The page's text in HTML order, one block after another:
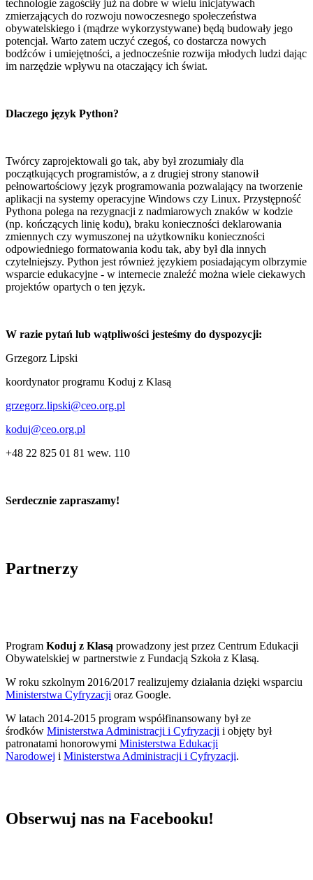
technologie zagościły już na dobre w wielu inicjatywach
zmierzających do rozwoju nowoczesnego społeczeństwa
obywatelskiego i (mądrze wykorzystywane) będą budowały jego
potencjał. Warto zatem uczyć czegoś, co dostarcza nowych
bodźców i umiejętności, a jednocześnie rozwija młodych ludzi dając
im narzędzie wpływu na otaczający ich świat.
Dlaczego język Python?
Twórcy zaprojektowali go tak, aby był zrozumiały dla
początkujących programistów, a z drugiej strony stanowił
pełnowartościowy język programowania pozwalający na tworzenie
aplikacji na systemy operacyjne Windows czy Linux. Przystępność
Pythona polega na rezygnacji z nadmiarowych znaków w kodzie
(np. kończących linię kodu), braku konieczności deklarowania
zmiennych czy wymuszonej na użytkowniku konieczności
odpowiedniego formatowania kodu tak, aby był dla innych
czytelniejszy. Python jest również językiem posiadającym olbrzymie
wsparcie edukacyjne - w internecie znaleźć można wiele ciekawych
projektów opartych o ten język.
W razie pytań lub wątpliwości jesteśmy do dyspozycji:
Grzegorz Lipski
koordynator programu Koduj z Klasą
grzegorz.lipski@ceo.org.pl
koduj@ceo.org.pl
+48 22 825 01 81 wew. 110
Serdecznie zapraszamy!
Partnerzy
Program Koduj z Klasą prowadzony jest przez Centrum Edukacji
Obywatelskiej w partnerstwie z Fundacją Szkoła z Klasą.
W roku szkolnym 2016/2017 realizujemy działania dzięki wsparciu
Ministerstwa Cyfryzacji oraz Google.
W latach 2014-2015 program współfinansowany był ze
środków Ministerstwa Administracji i Cyfryzacji i objęty był
patronatami honorowymi Ministerstwa Edukacji
Narodowej i Ministerstwa Administracji i Cyfryzacji.
Obserwuj nas na Facebooku!